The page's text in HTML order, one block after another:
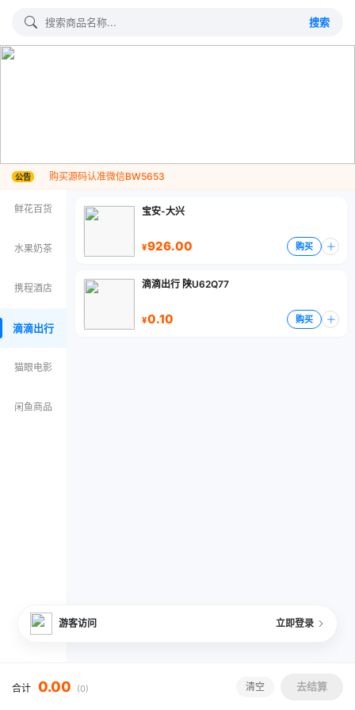
搜索
公告 购买源码认准微信BW5653
鲜花百货
水果奶茶
携程酒店
滴滴出行
猫眼电影
闲鱼商品
宝安-大兴
926.00 购买
滴滴出行 陕U62Q77
0.10 购买
游客访问 立即登录
合计 0.00 (0) 清空 去结算